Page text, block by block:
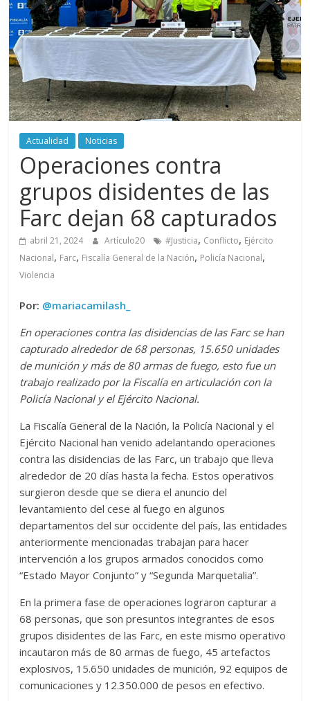
periodismo
digital
del
Politécnico
Grancolombiano
Actualidad Noticias
Operaciones contra
grupos disidentes de las
Farc dejan 68 capturados
abril 21, 2024 Artículo20 #Justicia, Conflicto, Ejército
Nacional, Farc, Fiscalía General de la Nación, Policía Nacional,
Violencia
Por: @mariacamilash_
En operaciones contra las disidencias de las Farc se han
capturado alrededor de 68 personas, 15.650 unidades
de munición y más de 80 armas de fuego, esto fue un
trabajo realizado por la Fiscalía en articulación con la
Policía Nacional y el Ejército Nacional.
La Fiscalía General de la Nación, la Policía Nacional y el
Ejército Nacional han venido adelantando operaciones
contra las disidencias de las Farc, un trabajo que lleva
alrededor de 20 días hasta la fecha. Estos operativos
surgieron desde que se diera el anuncio del
levantamiento del cese al fuego en algunos
departamentos del sur occidente del país, las entidades
anteriormente mencionadas trabajan para hacer
intervención a los grupos armados conocidos como
“Estado Mayor Conjunto” y “Segunda Marquetalia”.
En la primera fase de operaciones lograron capturar a
68 personas, que son presuntos integrantes de esos
grupos disidentes de las Farc, en este mismo operativo
incautaron más de 80 armas de fuego, 45 artefactos
explosivos, 15.650 unidades de munición, 92 equipos de
comunicaciones y 12.350.000 de pesos en efectivo.